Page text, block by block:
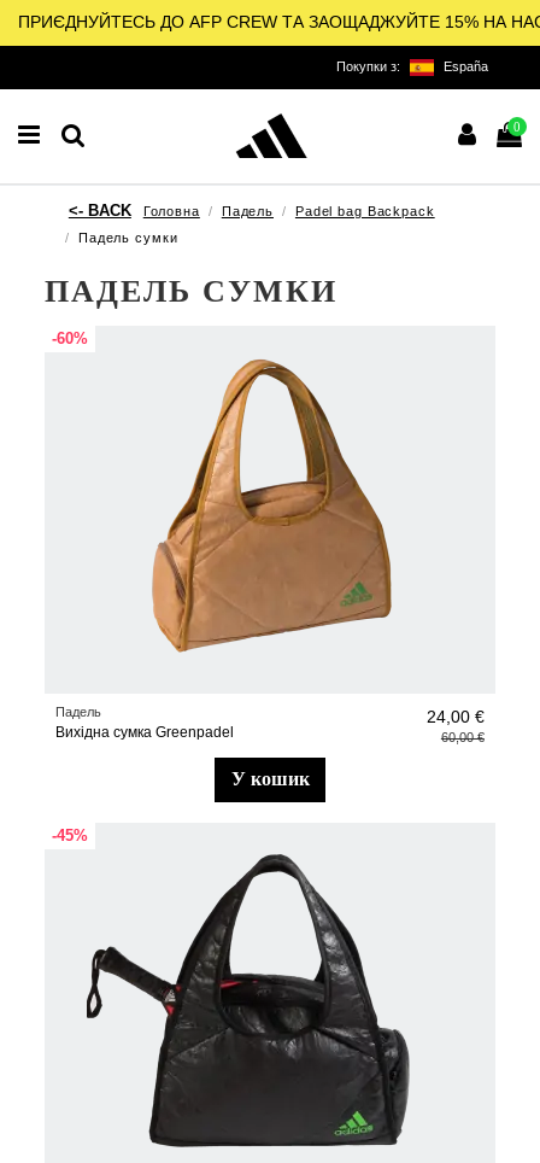
ПРИЄДНУЙТЕСЬ ДО AFP CREW ТА ЗАОЩАДЖУЙТЕ 15% НА
Покупки з: España
0
Головна Падель
Padel bag Backpack
Падель сумки
ПАДЕЛЬ СУМКИ
-60%
Падель
Вихідна сумка Greenpadel
24,00 €
60,00 €
у кошик
-45%